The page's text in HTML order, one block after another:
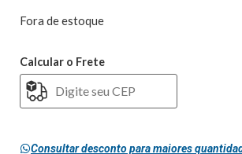
Fora de estoque
Calcular o Frete
Consultar desconto para maiores